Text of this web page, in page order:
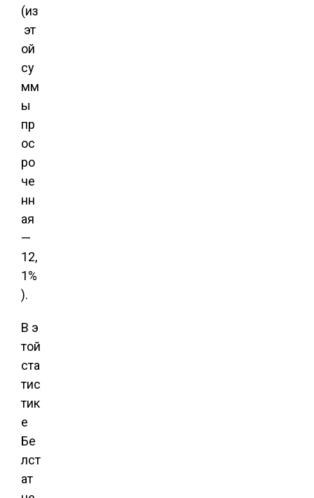
(из
эт
ой
су
мм
ы
пр
ос
ро
че
нн
ая
—
12,
1%
).
В э
той
ста
тис
тик
е
Бе
лст
ат